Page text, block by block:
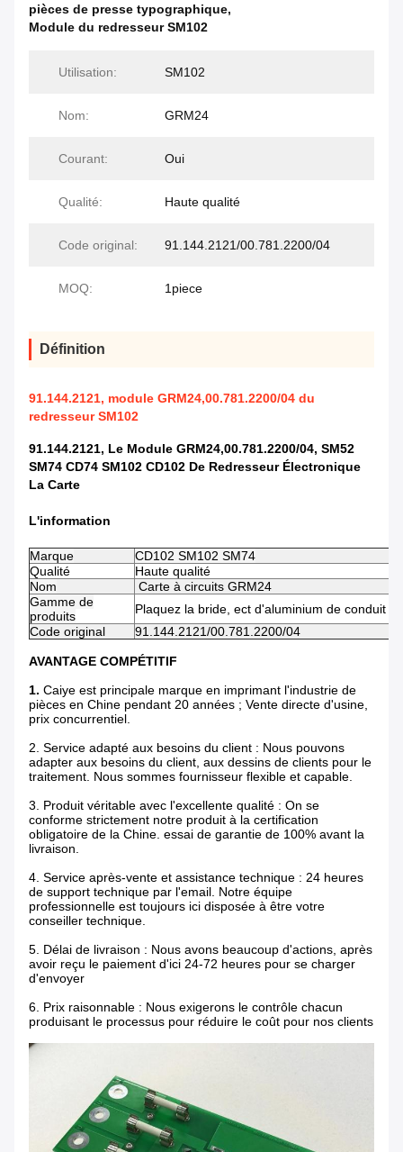
pièces de presse typographique,
Module du redresseur SM102
Utilisation: SM102
Nom: GRM24
Courant: Oui
Qualité: Haute qualité
Code original: 91.144.2121/00.781.2200/04
MOQ: 1piece
Définition
91.144.2121, module GRM24,00.781.2200/04 du
redresseur SM102
91.144.2121, Le Module GRM24,00.781.2200/04, SM52
SM74 CD74 SM102 CD102 De Redresseur Électronique
La Carte
L'information
Marque
CD102 SM102 SM74
Qualité
Haute qualité
Nom
Carte à circuits GRM24
Gamme de
produits
Plaquez la bride, ect d'aluminium de conduit
Code original
91.144.2121/00.781.2200/04
AVANTAGE COMPÉTITIF
1. Caiye est principale marque en imprimant l'industrie de
pièces en Chine pendant 20 années ; Vente directe d'usine,
prix concurrentiel.
2. Service adapté aux besoins du client : Nous pouvons
adapter aux besoins du client, aux dessins de clients pour le
traitement. Nous sommes fournisseur flexible et capable.
3. Produit véritable avec l'excellente qualité : On se
conforme strictement notre produit à la certification
obligatoire de la Chine. essai de garantie de 100% avant la
livraison.
4. Service après-vente et assistance technique : 24 heures
de support technique par l'email. Notre équipe
professionnelle est toujours ici disposée à être votre
conseiller technique.
5. Délai de livraison : Nous avons beaucoup d'actions, après
avoir reçu le paiement d'ici 24-72 heures pour se charger
d'envoyer
6. Prix raisonnable : Nous exigerons le contrôle chacun
produisant le processus pour réduire le coût pour nos clients